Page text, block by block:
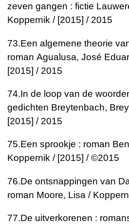
zeven gangen : fictie
Koppernik / [2015] / 2015
73.Een algemene theorie
roman Agualusa, José
[2015] / 2015
74.In de loop van de
gedichten Breytenbach,
[2015] / 2015
75.Een sprookje : roman
Koppernik / [2015] / ©2015
76.De ontsnappingen van
roman Moore, Lisa /
77.De uitverkorenen :